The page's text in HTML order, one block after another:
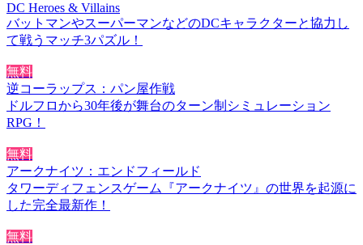
DC Heroes & Villains
バットマンやスーパーマンなどのDCキャラクターと協力し
て戦うマッチ3パズル！
無料
逆コーラップス：パン屋作戦
ドルフロから30年後が舞台のターン制シミュレーション
RPG！
無料
アークナイツ：エンドフィールド
タワーディフェンスゲーム『アークナイツ』の世界を起源に
した完全最新作！
無料